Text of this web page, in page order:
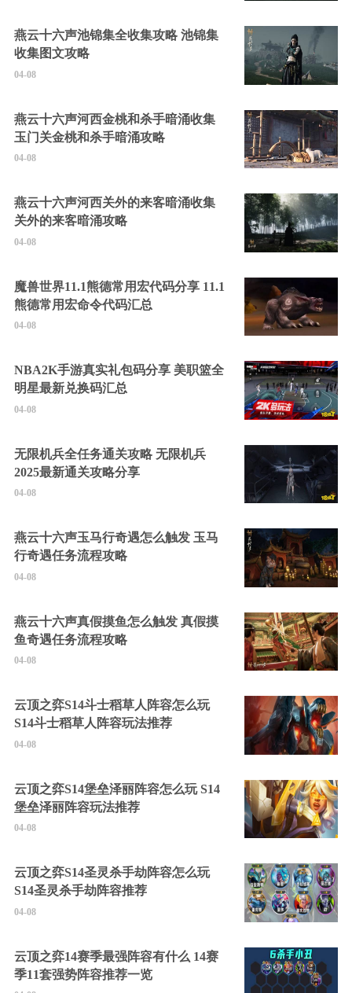
燕云十六声池锦集全收集攻略 池锦集
收集图文攻略
04-08
燕云十六声河西金桃和杀手暗涌收集
玉门关金桃和杀手暗涌攻略
04-08
燕云十六声河西关外的来客暗涌收集
关外的来客暗涌攻略
04-08
魔兽世界11.1熊德常用宏代码分享 11.1
熊德常用宏命令代码汇总
04-08
NBA2K手游真实礼包码分享 美职篮全
明星最新兑换码汇总
04-08
无限机兵全任务通关攻略 无限机兵
2025最新通关攻略分享
04-08
燕云十六声玉马行奇遇怎么触发 玉马
行奇遇任务流程攻略
04-08
燕云十六声真假摸鱼怎么触发 真假摸
鱼奇遇任务流程攻略
04-08
云顶之弈S14斗士稻草人阵容怎么玩
S14斗士稻草人阵容玩法推荐
04-08
云顶之弈S14堡垒泽丽阵容怎么玩 S14
堡垒泽丽阵容玩法推荐
04-08
云顶之弈S14圣灵杀手劫阵容怎么玩
S14圣灵杀手劫阵容推荐
04-08
云顶之弈14赛季最强阵容有什么 14赛
季11套强势阵容推荐一览